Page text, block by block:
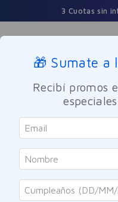
3 Cuotas sin
Buscar
🎁 Sumate a
Recibí promos